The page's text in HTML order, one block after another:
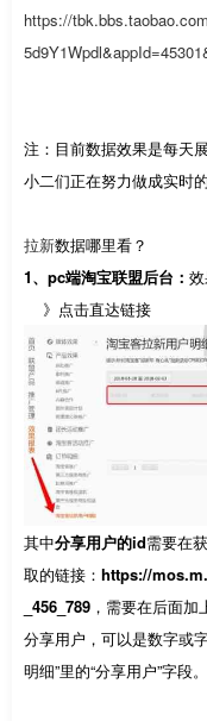
https://
注：目前数据效果是每天
小二们正在努力做成实时
拉新数据哪里看？
1、pc端淘宝联盟后台：
》点击直达链接
其中分享用户的id需要在
取的链接： https://
_456_789 ，需要在后面加
分享用户，可以是数字或
明细”里的“分享用户”字段。